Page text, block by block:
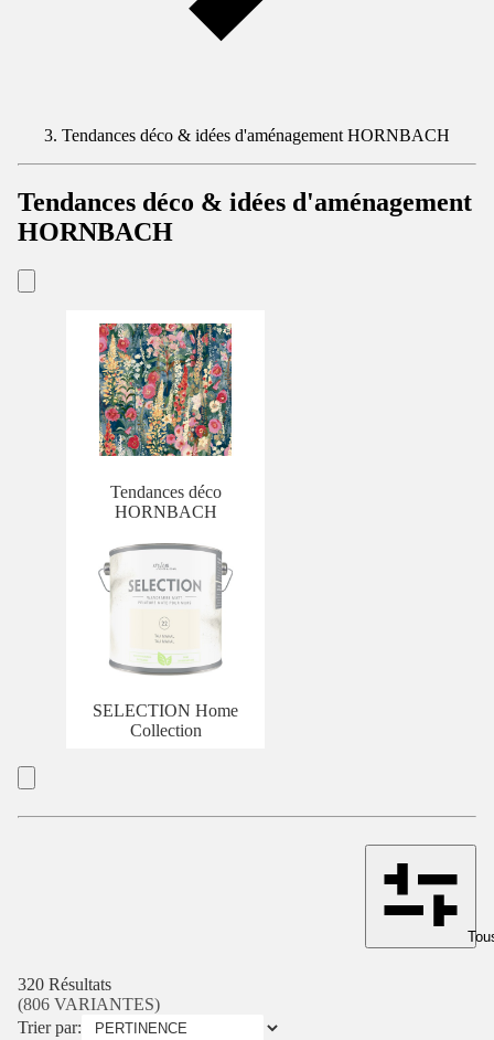
Tendances déco & idées d'aménagement HORNBACH
Tendances déco & idées d'aménagement
HORNBACH
Tendances déco
HORNBACH
SELECTION Home
Collection
320 Résultats
(806 VARIANTES)
Trier par: